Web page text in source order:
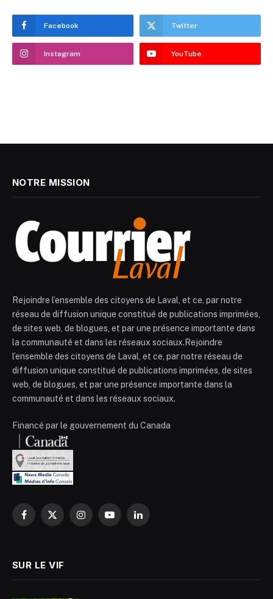
Facebook Twitter
Instagram YouTube
NOTRE MISSION
Rejoindre l’ensemble des citoyens de Laval, et ce, par notre
réseau de diffusion unique constitué de publications imprimées,
de sites web, de blogues, et par une présence importante dans
la communauté et dans les réseaux sociaux.Rejoindre
l’ensemble des citoyens de Laval, et ce, par notre réseau de
diffusion unique constitué de publications imprimées, de sites
web, de blogues, et par une présence importante dans la
communauté et dans les réseaux sociaux.
Financé par le gouvernement du Canada
Facebook
X
InstagramYouTubeLinkedIn
SUR LE VIF